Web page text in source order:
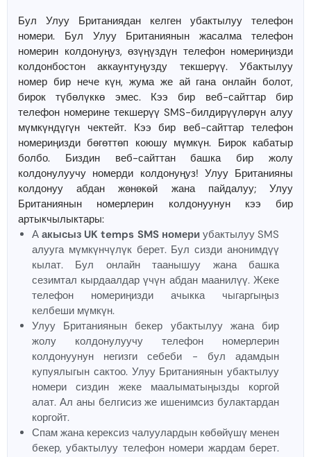
Бул Улуу Британиядан келген убактылуу телефон
номери. Бул Улуу Британиянын жасалма телефон
номерин колдонуңуз, өзүңүздүн телефон номериңизди
колдонбостон аккаунтуңузду текшерүү. Убактылуу
номер бир нече күн, жума же ай гана онлайн болот,
бирок түбөлүккө эмес. Кээ бир веб-сайттар бир
телефон номерине текшерүү SMS-билдирүүлөрүн алуу
мүмкүндүгүн чектейт. Кээ бир веб-сайттар телефон
номериңизди бөгөттөп коюшу мүмкүн. Бирок кабатыр
болбо. Биздин веб-сайттан башка бир жолу
колдонулуучу номерди колдонуңуз! Улуу Британияны
колдонуу абдан жөнөкөй жана пайдалуу; Улуу
Британиянын номерлерин колдонуунун кээ бир
артыкчылыктары:
Аакысыз UK temps SMS номериубактылуу SMS
алууга мүмкүнчүлүк берет. Бул сизди анонимдүү
кылат. Бул онлайн таанышуу жана башка
сезимтал кырдаалдар үчүн абдан маанилүү. Жеке
телефон номериңизди ачыкка чыгаргыңыз
келбеши мүмкүн.
Улуу Британиянын бекер убактылуу жана бир
жолу колдонулуучу телефон номерлерин
колдонуунун негизги себеби - бул адамдын
купуялыгын сактоо. Улуу Британиянын убактылуу
номери сиздин жеке маалыматыңызды коргой
алат. Ал аны белгисиз же ишенимсиз булактардан
коргойт.
Спам жана керексиз чалуулардын көбөйүшү менен
бекер, убактылуу телефон номери жардам берет.